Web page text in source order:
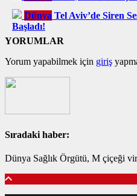
Dünya Tel Aviv’de Siren
Başladı!
YORUMLAR
Yorum yapabilmek için giriş
Sıradaki haber:
Dünya Sağlık Örgütü, M çiçeği